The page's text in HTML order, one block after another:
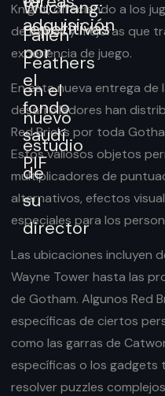
Knight, ofreciendo a los
de extras y mejoras que
experiencia de juego.
En esta nueva entrega de
desarrolladores han
Red Bricks por toda
Estos valiosos objetos
multiplicadores de
alternativos, efectos
especiales para los
Las ubicaciones incluyen
Wayne Tower hasta las
de Gotham. Algunos Red
específicas de ciertos
como las garras de
específicas o los gadgets
resolver puzzles